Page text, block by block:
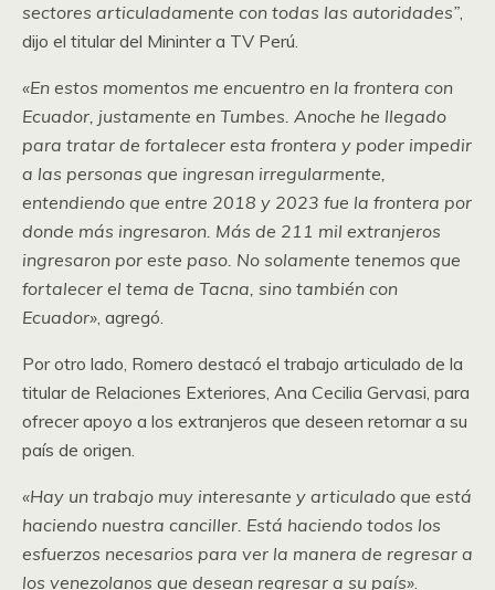
sectores articuladamente con todas las autoridades”,
dijo el titular del Mininter a TV Perú.
«En estos momentos me encuentro en la frontera con
Ecuador, justamente en Tumbes. Anoche he llegado
para tratar de fortalecer esta frontera y poder impedir
a las personas que ingresan irregularmente,
entendiendo que entre 2018 y 2023 fue la frontera por
donde más ingresaron. Más de 211 mil extranjeros
ingresaron por este paso. No solamente tenemos que
fortalecer el tema de Tacna, sino también con
Ecuador», agregó.
Por otro lado, Romero destacó el trabajo articulado de la
titular de Relaciones Exteriores, Ana Cecilia Gervasi, para
ofrecer apoyo a los extranjeros que deseen retornar a su
país de origen.
«Hay un trabajo muy interesante y articulado que está
haciendo nuestra canciller. Está haciendo todos los
esfuerzos necesarios para ver la manera de regresar a
los venezolanos que desean regresar a su país».